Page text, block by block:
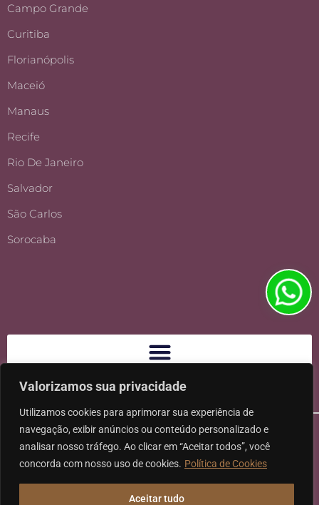
Valorizamos sua privacidade
Utilizamos cookies para aprimorar sua experiência de
navegação, exibir anúncios ou conteúdo personalizado e
analisar nosso tráfego. Ao clicar em “Aceitar todos”, você
concorda com nosso uso de cookies. Política de Cookies
Aceitar tudo
Campo Grande
Curitiba
Florianópolis
Maceió
Manaus
Recife
Rio De Janeiro
Salvador
São Carlos
Sorocaba
Ⓒ 2026 - Todos os direitos reservados à Karpat Sociedade de
Advogados | CNPJ: 11.317.840/0001-07